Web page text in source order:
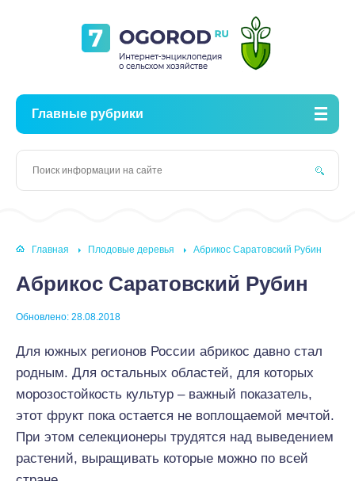
Главные рубрики
Главная Плодовые деревья Абрикос Саратовский Рубин
Абрикос Саратовский Рубин
Обновлено: 28.08.2018
Для южных регионов России абрикос давно стал
родным. Для остальных областей, для которых
морозостойкость культур – важный показатель,
этот фрукт пока остается не воплощаемой мечтой.
При этом селекционеры трудятся над выведением
растений, выращивать которые можно по всей